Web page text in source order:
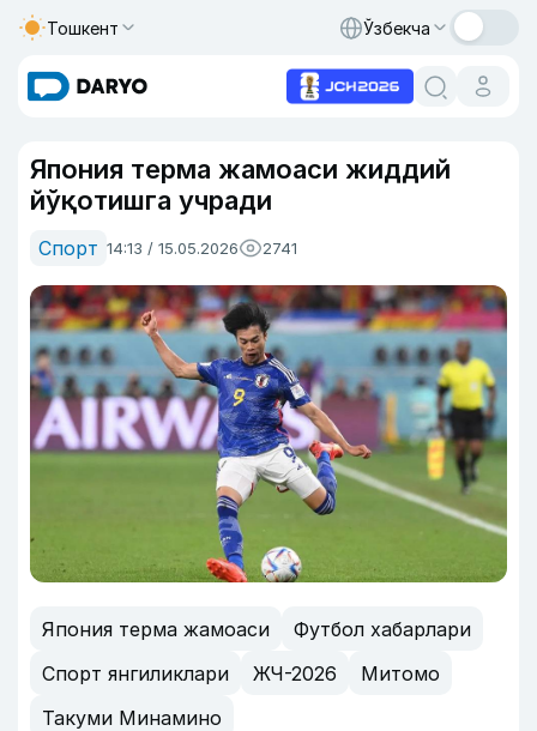
Тошкент Ўзбекча
Япония терма жамоаси жиддий
йўқотишга учради
Спорт 14:13 / 15.05.2026 2741
Япония терма жамоаси
Футбол хабарлари
Спорт янгиликлари
ЖЧ-2026
Митомо
Такуми Минамино